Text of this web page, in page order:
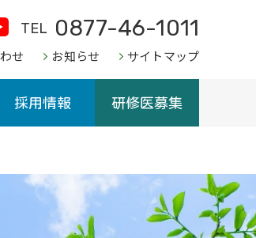
TEL 0877-46-1011
せ お知らせ サイトマップ
採用情報 研修医募集